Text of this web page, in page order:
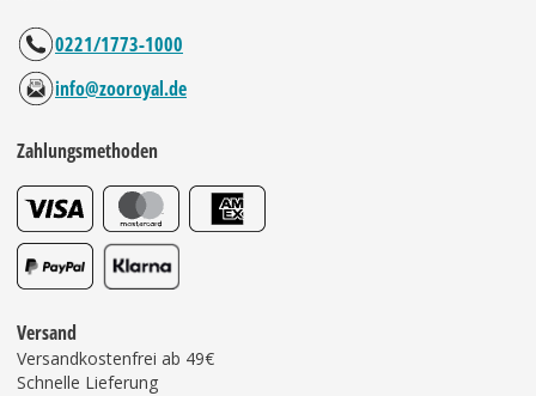
0221/1773-1000
info@zooroyal.de
Zahlungsmethoden
Versand
Versandkostenfrei ab 49€
Schnelle Lieferung